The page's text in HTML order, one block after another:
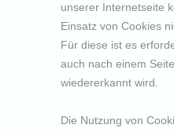
unserer Internetseite
Einsatz von Cookies
Für diese ist es
auch nach einem
wiedererkannt wird.
Die Nutzung von